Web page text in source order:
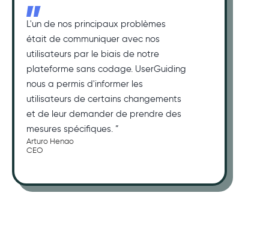
L'un de nos principaux problèmes
était de communiquer avec nos
utilisateurs par le biais de notre
plateforme sans codage. UserGuiding
nous a permis d'informer les
utilisateurs de certains changements
et de leur demander de prendre des
mesures spécifiques. ”
Arturo Henao
CEO